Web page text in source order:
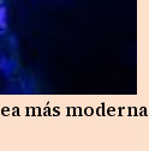
más moderna